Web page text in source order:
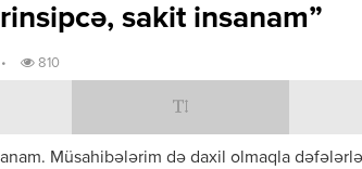
sakit insanam”
• 810
Müsahibələrim də daxil olmaqla